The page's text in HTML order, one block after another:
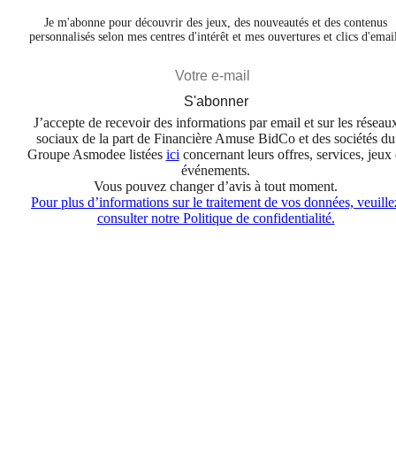
Je m'abonne pour découvrir des jeux, des nouveautés et des contenus
personnalisés selon mes centres d'intérêt et mes ouvertures et clics
S'abonner
J’accepte de recevoir des informations par email et sur les
sociaux de la part de Financière Amuse BidCo et des sociétés du
Groupe Asmodee listées ici concernant leurs offres, services, jeux
événements.
Vous pouvez changer d’avis à tout moment.
Pour plus d’informations sur le traitement de vos données,
consulter notre Politique de confidentialité.